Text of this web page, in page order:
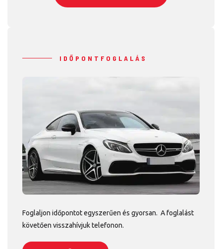
IDŐPONTFOGLALÁS
Foglaljon időpontot egyszerűen és gyorsan. A foglalást
követően visszahívjuk telefonon.